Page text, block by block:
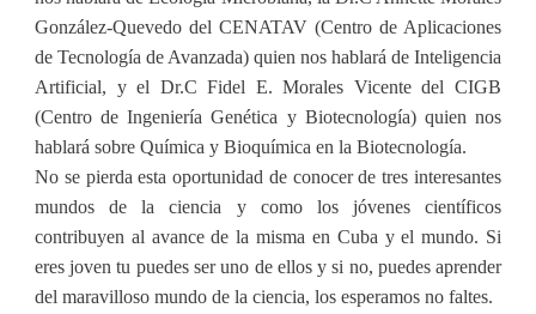
González-Quevedo del CENATAV (Centro de Aplicaciones
de Tecnología de Avanzada) quien nos hablará de Inteligencia
Artificial, y el Dr.C Fidel E. Morales Vicente del CIGB
(Centro de Ingeniería Genética y Biotecnología) quien nos
hablará sobre Química y Bioquímica en la Biotecnología.
No se pierda esta oportunidad de conocer de tres interesantes
mundos de la ciencia y como los jóvenes científicos
contribuyen al avance de la misma en Cuba y el mundo. Si
eres joven tu puedes ser uno de ellos y si no, puedes aprender
del maravilloso mundo de la ciencia, los esperamos no faltes.